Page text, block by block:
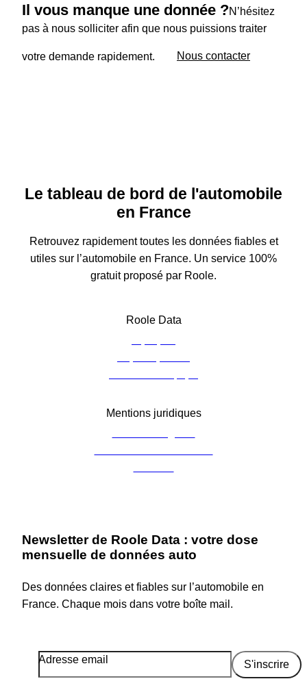
Il vous manque une donnée ?N’hésitez
pas à nous solliciter afin que nous puissions traiter
votre demande rapidement. Nous contacter
Le tableau de bord de l'automobile
en France
Retrouvez rapidement toutes les données fiables et
utiles sur l’automobile en France. Un service 100%
gratuit proposé par Roole.
Roole Data
Mentions juridiques
Newsletter de Roole Data : votre dose
mensuelle de données auto
Des données claires et fiables sur l’automobile en
France. Chaque mois dans votre boîte mail.
S'inscrire
Adresse email